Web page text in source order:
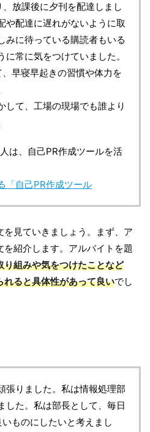
放課後に夕刊を配達しまし
や配達に遅れがないように取
みに待っている購読者もいる
常に気をつけていました。
早寝早起きの習慣や体力を
して、工場の現場でも誰より
は、自己PR作成ツールを活
「自己PR作成ツール
見ていきましょう。まず、ア
紹介します。アルバイトを題
り組みや気をつけたことなど
ると具体性があって良いでし
張りました。私は情報処理部
した。私は部長として、毎日
ものにしたいと考えまし